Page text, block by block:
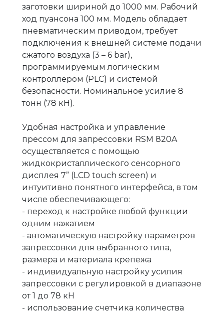
заготовки шириной до 1000 мм. Рабочий
ход пуансона 100 мм. Модель обладает
пневматическим приводом, требует
подключения к внешней системе подачи
сжатого воздуха (3 – 6 bar),
программируемым логическим
контроллером (PLC) и системой
безопасности. Номинальное усилие 8
тонн (78 кН).
Удобная настройка и управление
прессом для запрессовки RSM 820A
осуществляется с помощью
жидкокристаллического сенсорного
дисплея 7” (LCD touch screen) и
интуитивно понятного интерфейса, в том
числе обеспечивающего:
- переход к настройке любой функции
одним нажатием
- автоматическую настройку параметров
запрессовки для выбранного типа,
размера и материала крепежа
- индивидуальную настройку усилия
запрессовки с регулировкой в диапазоне
от 1 до 78 кН
- использование счетчика количества